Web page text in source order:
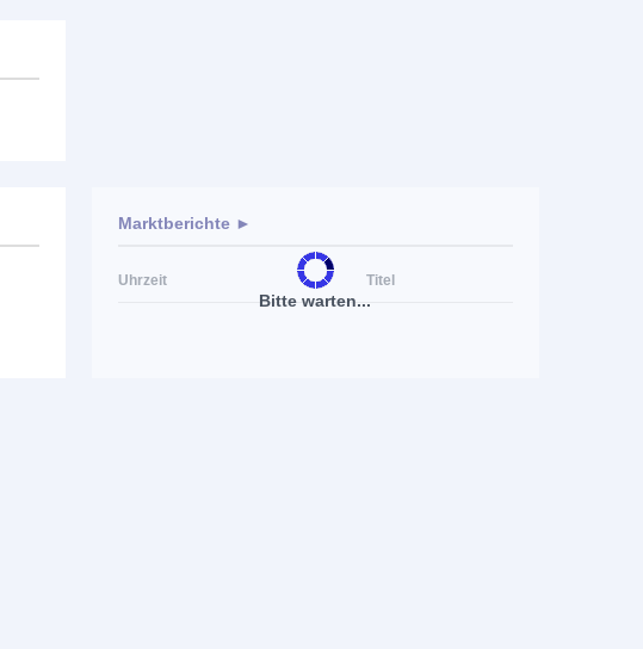
Bitte warten...
Marktberichte ►
Uhrzeit Titel